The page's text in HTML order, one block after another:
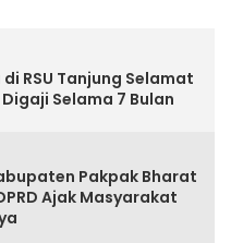
RSU Tanjung Selamat
Selama 7 Bulan
Pakpak Bharat
Ajak Masyarakat